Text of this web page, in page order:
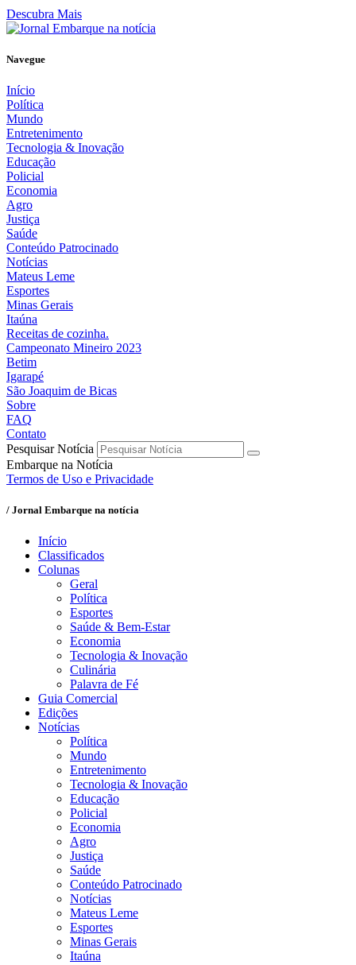
Descubra Mais
Navegue
Início
Política
Mundo
Entretenimento
Tecnologia & Inovação
Educação
Policial
Economia
Agro
Justiça
Saúde
Conteúdo Patrocinado
Notícias
Mateus Leme
Esportes
Minas Gerais
Itaúna
Receitas de cozinha.
Campeonato Mineiro 2023
Betim
Igarapé
São Joaquim de Bicas
Sobre
FAQ
Contato
Pesquisar Notícia
Embarque na Notícia
Termos de Uso e Privacidade
/ Jornal Embarque na notícia
Início
Classificados
Colunas
Geral
Política
Esportes
Saúde & Bem-Estar
Economia
Tecnologia & Inovação
Culinária
Palavra de Fé
Guia Comercial
Edições
Notícias
Política
Mundo
Entretenimento
Tecnologia & Inovação
Educação
Policial
Economia
Agro
Justiça
Saúde
Conteúdo Patrocinado
Notícias
Mateus Leme
Esportes
Minas Gerais
Itaúna